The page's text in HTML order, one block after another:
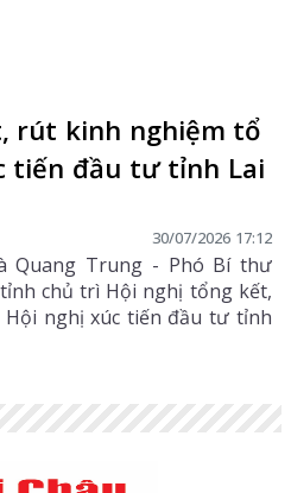
rút kinh nghiệm tổ
tiến đầu tư tỉnh Lai
30/07/2026 17:12
Quang Trung - Phó Bí thư
chủ trì Hội nghị tổng kết,
nghị xúc tiến đầu tư tỉnh